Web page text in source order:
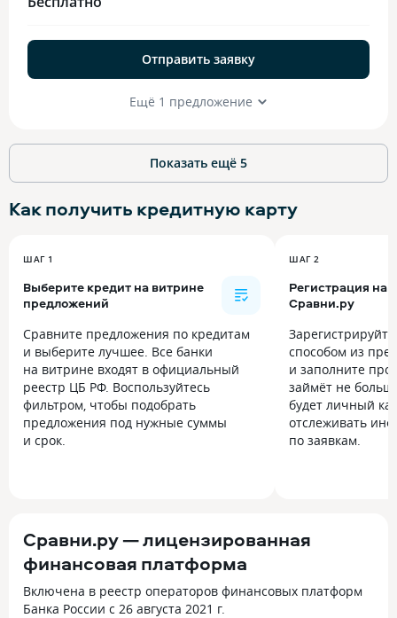
Отправить заявку
Ещё 1 предложение
Показать ещё 5
Как получить кредитную карту
ШАГ 1
Выберите кредит на витрине
предложений
Сравните предложения по кредитам
и выберите лучшее. Все банки
на витрине входят в официальный
реестр ЦБ РФ. Воспользуйтесь
фильтром, чтобы подобрать
предложения под нужные суммы
и срок.
ШАГ 2
Регистрация на
Сравни.ру
способом из
и заполните
займёт не
будет личный
отслеживать
по заявкам.
Сравни.ру — лицензированная
финансовая платформа
Включена в реестр операторов финансовых платформ
Банка России с 26 августа 2021 г.